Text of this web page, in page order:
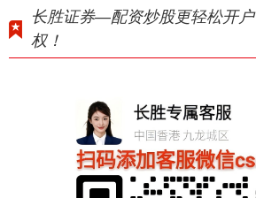
长胜证券—配资炒股更轻松开
权！